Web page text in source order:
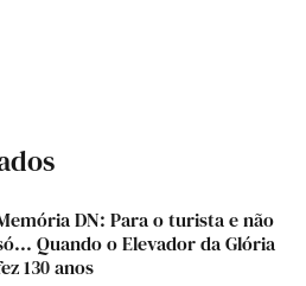
DN: Para o turista e não
Quando o Elevador da Glória
130 anos